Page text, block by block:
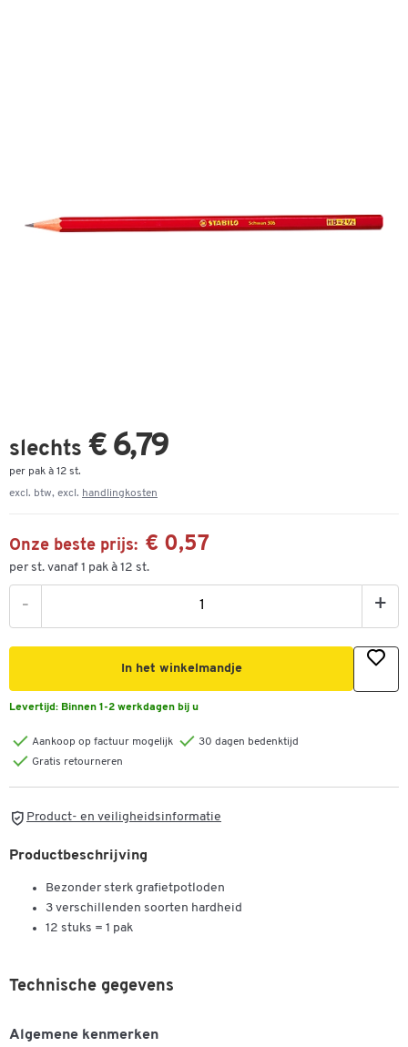
slechts € 6,79
per pak à 12 st.
excl. btw, excl. handlingkosten
Onze beste prijs: € 0,57
per st. vanaf 1 pak à 12 st.
- +
In het winkelmandje
Levertijd: Binnen 1-2 werkdagen bij u
Aankoop op factuur mogelijk
30 dagen bedenktijd
Gratis retourneren
Product- en veiligheidsinformatie
Productbeschrijving
Bezonder sterk grafietpotloden
3 verschillenden soorten hardheid
12 stuks = 1 pak
Technische gegevens
Algemene kenmerken